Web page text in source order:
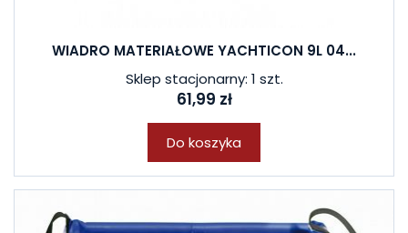
WIADRO MATERIAŁOWE YACHTICON 9L 04...
Sklep stacjonarny: 1 szt.
61,99 zł
Do koszyka